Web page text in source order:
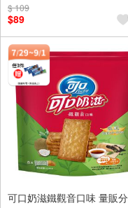
$ 109
$89
可口奶滋鐵觀音口味 量販